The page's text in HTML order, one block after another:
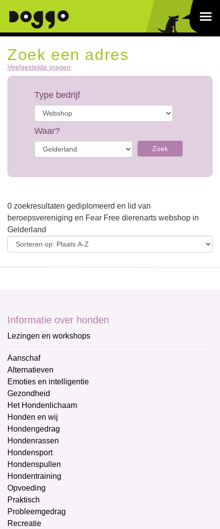
Zoek een adres
Veelgestelde vragen
Type bedrijf
Waar?
Zoek
0 zoekresultaten gediplomeerd en lid van
beroepsvereniging en Fear Free dierenarts webshop in
Gelderland
Informatie over honden
Lezingen en workshops
Aanschaf
Alternatieven
Emoties en intelligentie
Gezondheid
Het Hondenlichaam
Honden en wij
Hondengedrag
Hondenrassen
Hondensport
Hondenspullen
Hondentraining
Opvoeding
Praktisch
Probleemgedrag
Recreatie